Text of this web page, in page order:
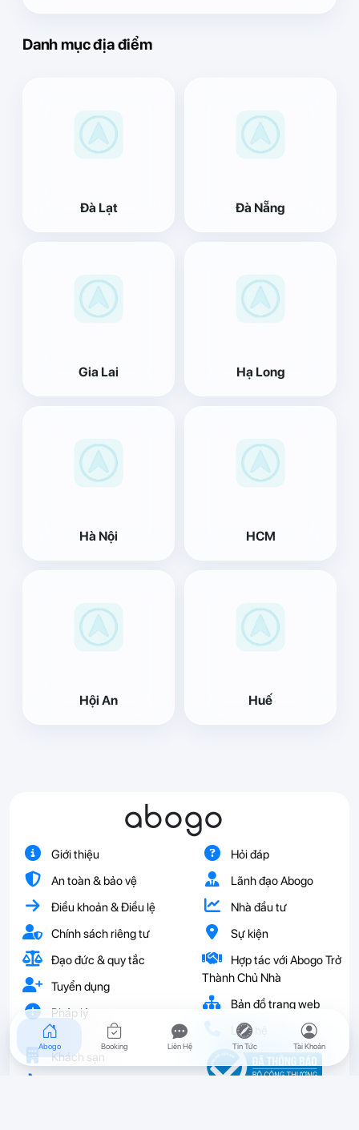
Danh mục địa điểm
Đà Lạt Đà Nẵng
Gia Lai Hạ Long
Hà Nội HCM
Hội An Huế
abogo
Giới thiệu
An toàn & bảo vệ
Điều khoản & Điều lệ
Chính sách riêng tư
Đạo đức & quy tắc
Tuyển dụng
Pháp lý
Hỏi đáp
Lãnh đạo Abogo
Nhà đầu tư
Sự kiện
Hợp tác với Abogo Trở
Thành Chủ Nhà
Bản đồ trang web
Liên hệ
Khách sạn
Abogo Booking Liên Hệ Tin Tức Tài Khoản